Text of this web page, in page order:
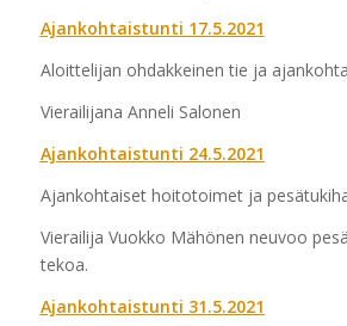
Ajankohtaistunti 17.5.2021
Aloittelijan ohdakkeinen tie ja
Vierailijana Anneli Salonen
Ajankohtaistunti 24.5.2021
Ajankohtaiset hoitotoimet ja
Vierailija Vuokko Mähönen neuvoo
tekoa.
Ajankohtaistunti 31.5.2021